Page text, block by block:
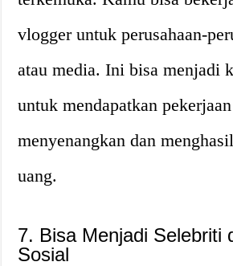
vlogger untuk perusahaan-
atau media. Ini bisa menjadi
untuk mendapatkan
menyenangkan dan
uang.
7. Bisa Menjadi Selebriti
Sosial